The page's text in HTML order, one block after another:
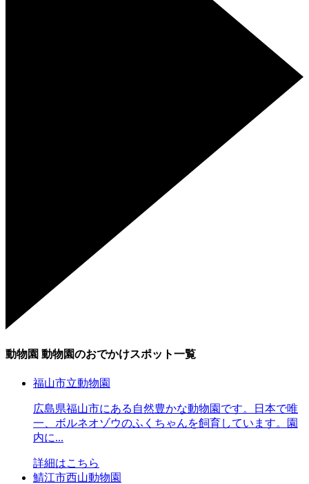
動物園 動物園のおでかけスポット一覧
福山市立動物園
広島県福山市にある自然豊かな動物園です。日本で唯
一、ボルネオゾウのふくちゃんを飼育しています。園
内に...
詳細はこちら
鯖江市西山動物園